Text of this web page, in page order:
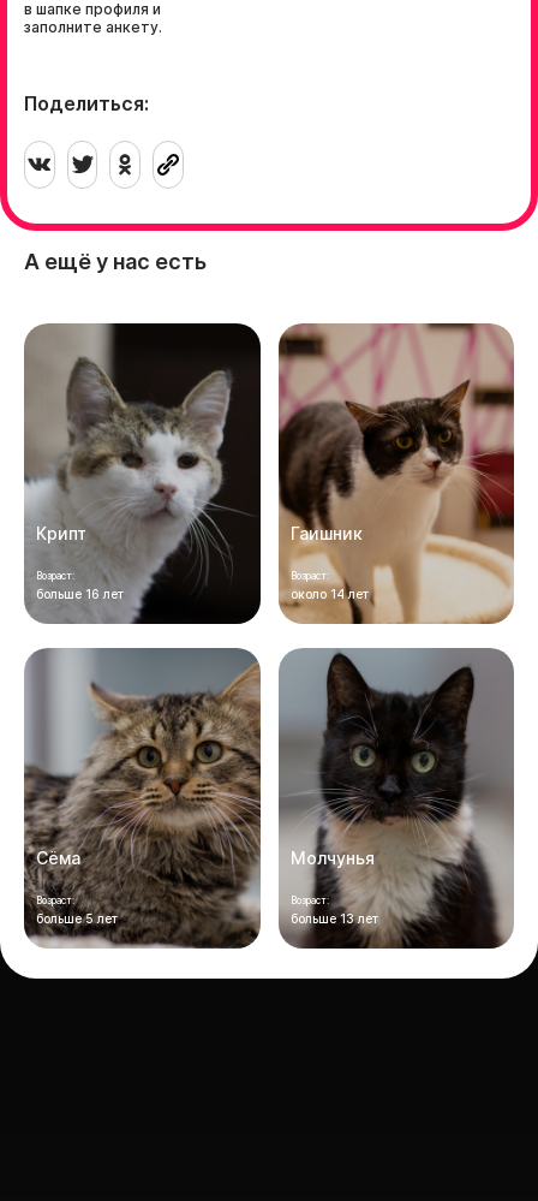
в шапке профиля и
заполните анкету.
Поделиться:
А ещё у нас есть
Крипт
Возраст:
больше 16 лет
Гаишник
Возраст:
около 14 лет
Сёма
Возраст:
больше 5 лет
Молчунья
Возраст:
больше 13 лет